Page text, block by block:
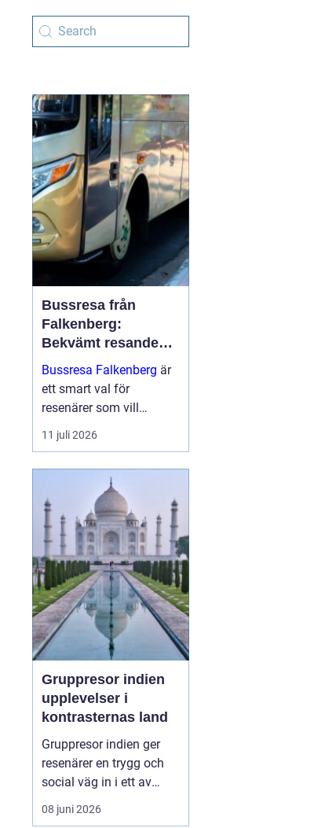
Bussresa från
Falkenberg:
Bekvämt resande
och upplevelser
längs vägen
Bussresa Falkenberg är
ett smart val för
resenärer som vill
kombinera enkel logistik,
prisvärda lösningar och
11 juli 2026
Gruppresor indien
upplevelser i
kontrasternas land
Gruppresor indien ger
resenärer en trygg och
social väg in i ett av
världens mest färgstarka
länder. Landet bjuder på
08 juni 2026